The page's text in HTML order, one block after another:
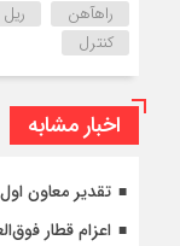
راهآهن
ریل
کنترل
اخبار مشابه
تقدیر معاون
اعزام قطار